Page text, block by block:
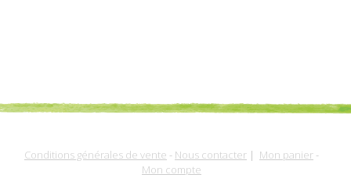
Conditions générales de vente - Nous contacter | Mon panier -
Mon compte